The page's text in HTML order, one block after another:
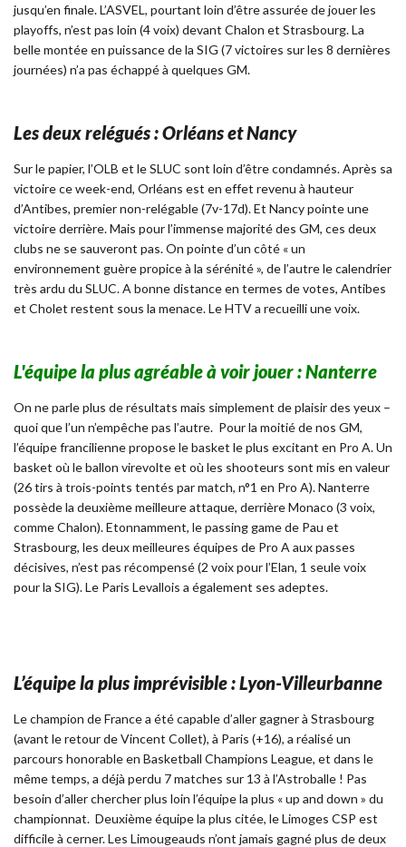
jusqu’en finale. L’ASVEL, pourtant loin d’être assurée de jouer les
playoffs, n’est pas loin (4 voix) devant Chalon et Strasbourg. La
belle montée en puissance de la SIG (7 victoires sur les 8 dernières
journées) n’a pas échappé à quelques GM.
Les deux relégués : Orléans et Nancy
Sur le papier, l’OLB et le SLUC sont loin d’être condamnés. Après sa
victoire ce week-end, Orléans est en effet revenu à hauteur
d’Antibes, premier non-relégable (7v-17d). Et Nancy pointe une
victoire derrière. Mais pour l’immense majorité des GM, ces deux
clubs ne se sauveront pas. On pointe d’un côté « un
environnement guère propice à la sérénité », de l’autre le calendrier
très ardu du SLUC. A bonne distance en termes de votes, Antibes
et Cholet restent sous la menace. Le HTV a recueilli une voix.
L'équipe la plus agréable à voir jouer : Nanterre
On ne parle plus de résultats mais simplement de plaisir des yeux –
quoi que l’un n’empêche pas l’autre. Pour la moitié de nos GM,
l’équipe francilienne propose le basket le plus excitant en Pro A. Un
basket où le ballon virevolte et où les shooteurs sont mis en valeur
(26 tirs à trois-points tentés par match, n°1 en Pro A). Nanterre
possède la deuxième meilleure attaque, derrière Monaco (3 voix,
comme Chalon). Etonnamment, le passing game de Pau et
Strasbourg, les deux meilleures équipes de Pro A aux passes
décisives, n’est pas récompensé (2 voix pour l’Elan, 1 seule voix
pour la SIG). Le Paris Levallois a également ses adeptes.
L’équipe la plus imprévisible : Lyon-Villeurbanne
Le champion de France a été capable d’aller gagner à Strasbourg
(avant le retour de Vincent Collet), à Paris (+16), a réalisé un
parcours honorable en Basketball Champions League, et dans le
même temps, a déjà perdu 7 matches sur 13 à l’Astroballe ! Pas
besoin d’aller chercher plus loin l’équipe la plus « up and down » du
championnat. Deuxième équipe la plus citée, le Limoges CSP est
difficile à cerner. Les Limougeauds n’ont jamais gagné plus de deux